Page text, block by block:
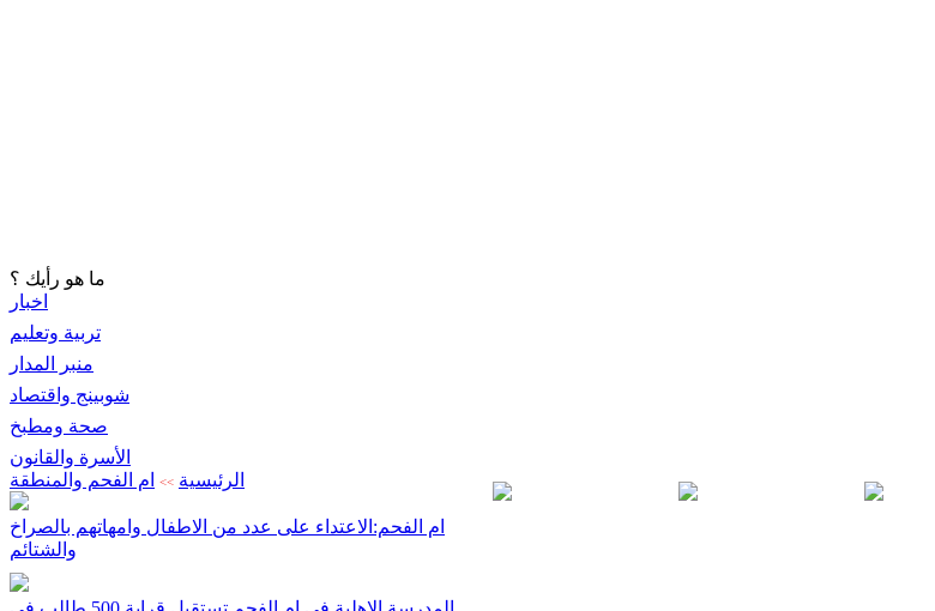
ما هو رأيك ؟
اخبار
تربية وتعليم
منبر المدار
شوبينج واقتصاد
صحة ومطبخ
الأسرة والقانون
الرئيسية >> ام الفحم والمنطقة
ام الفحم:الاعتداء على عدد من الاطفال وامهاتهم بالصراخ
والشتائم